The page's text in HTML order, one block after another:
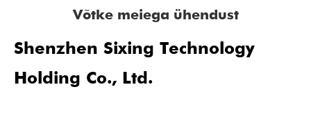
Võtke meiega ühendust
Shenzhen Sixing Technology
Holding Co., Ltd.